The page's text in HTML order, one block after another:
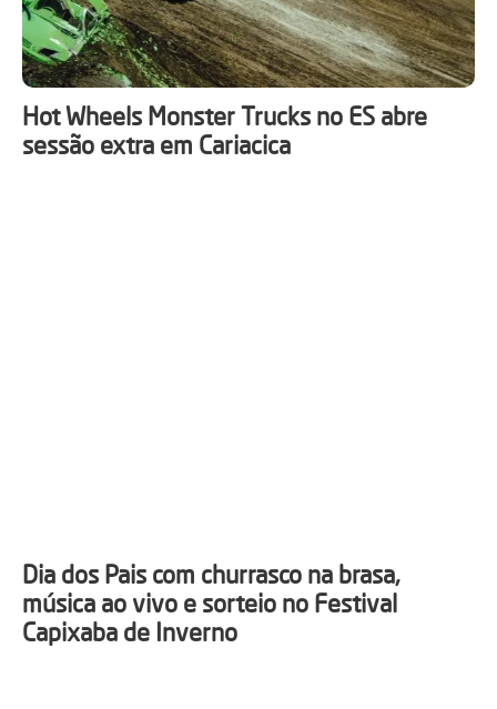
Hot Wheels Monster Trucks no ES abre
sessão extra em Cariacica
Dia dos Pais com churrasco na brasa,
música ao vivo e sorteio no Festival
Capixaba de Inverno